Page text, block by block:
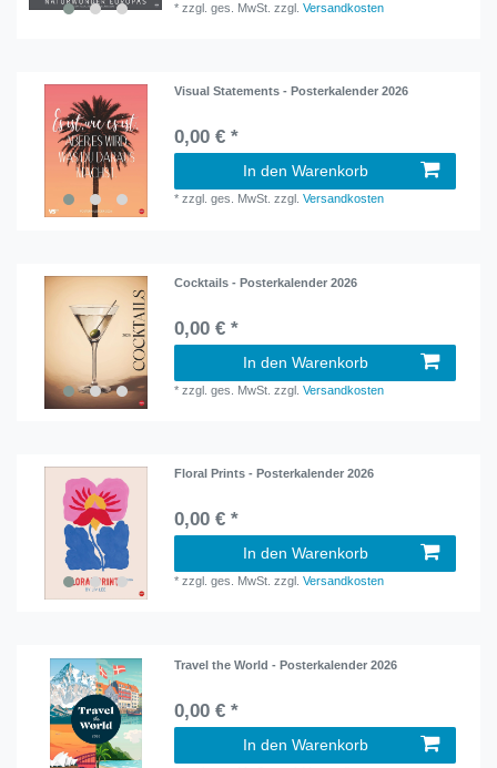
*zzgl. ges. MwSt. zzgl.Versandkosten
Visual Statements - Posterkalender 2026
0,00 € *
In den Warenkorb
*zzgl. ges. MwSt. zzgl.Versandkosten
Cocktails - Posterkalender 2026
0,00 € *
In den Warenkorb
*zzgl. ges. MwSt. zzgl.Versandkosten
Floral Prints - Posterkalender 2026
0,00 € *
In den Warenkorb
*zzgl. ges. MwSt. zzgl.Versandkosten
Travel the World - Posterkalender 2026
0,00 € *
In den Warenkorb